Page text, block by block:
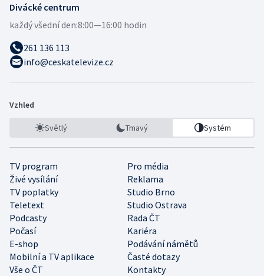
Divácké centrum
každý všední den:8:00—16:00 hodin
261 136 113
info@ceskatelevize.cz
Vzhled
Světlý Tmavý Systém
TV program
Pro média
Živé vysílání
Reklama
TV poplatky
Studio Brno
Teletext
Studio Ostrava
Podcasty
Rada ČT
Počasí
Kariéra
E-shop
Podávání námětů
Mobilní a TV aplikace
Časté dotazy
Vše o ČT
Kontakty